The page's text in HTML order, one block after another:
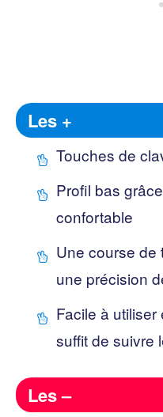
Les +
Touches de
Profil bas
confortable
Une course de
une précision
Facile à utiliser
suffit de suivre
Les –